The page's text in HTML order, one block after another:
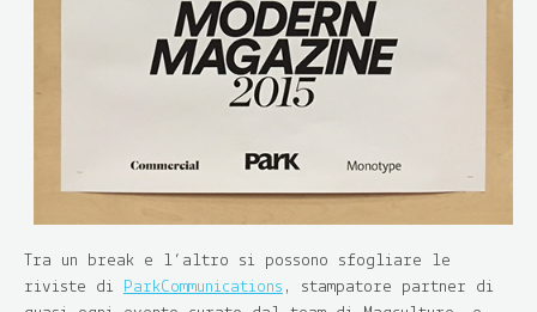
Tra un break e l’altro si possono sfogliare le
riviste di ParkCommunications , stampatore partner di